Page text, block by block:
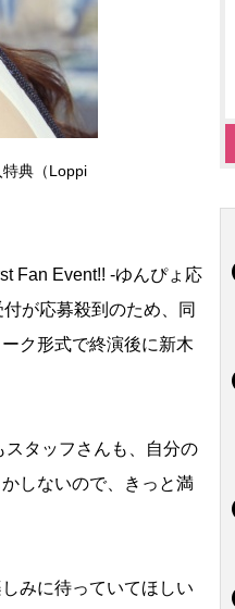
典（Loppi
Fan Event!! -ゆんぴょ応
が応募殺到のため、同
ク形式で終演後に新木
タッフさんも、自分の
しないので、きっと満
みに待っていてほしい